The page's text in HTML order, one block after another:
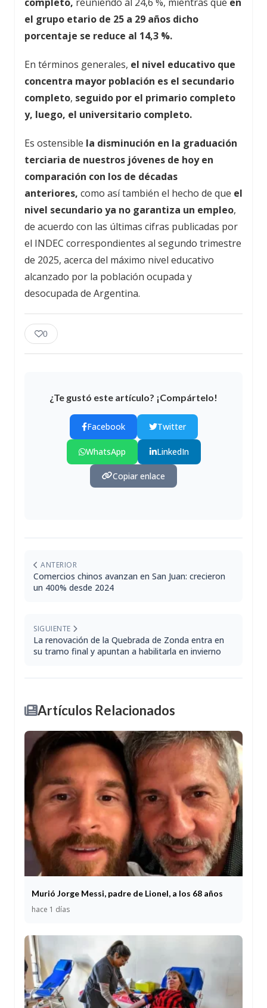
el grupo etario de 25 a 29 años dicho
porcentaje se reduce al 14,3 %.
En términos generales, el nivel educativo que
concentra mayor población es el secundario
completo, seguido por el primario completo
y, luego, el universitario completo.
Es ostensible la disminución en la graduación
terciaria de nuestros jóvenes de hoy en
comparación con los de décadas
anteriores, como así también el hecho de que el
nivel secundario ya no garantiza un empleo,
de acuerdo con las últimas cifras publicadas por
el INDEC correspondientes al segundo trimestre
de 2025, acerca del máximo nivel educativo
alcanzado por la población ocupada y
desocupada de Argentina.
0
¿Te gustó este artículo? ¡Compártelo!
Facebook Twitter
WhatsApp LinkedIn
Copiar enlace
ANTERIOR
Comercios chinos avanzan en San Juan: crecieron
un 400% desde 2024
SIGUIENTE
La renovación de la Quebrada de Zonda entra en
su tramo final y apuntan a habilitarla en invierno
Artículos Relacionados
Murió Jorge Messi, padre de Lionel, a los 68 años
hace 1 días